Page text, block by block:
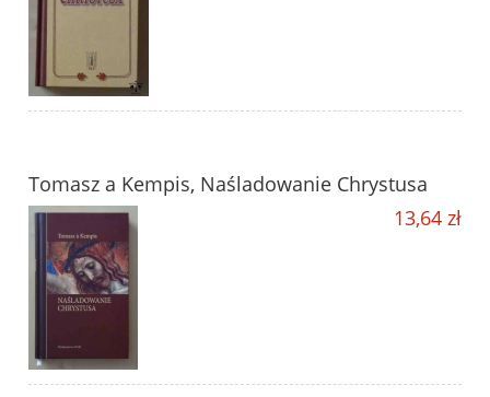
Tomasz a Kempis, Naśladowanie Chrystusa
13,64 zł